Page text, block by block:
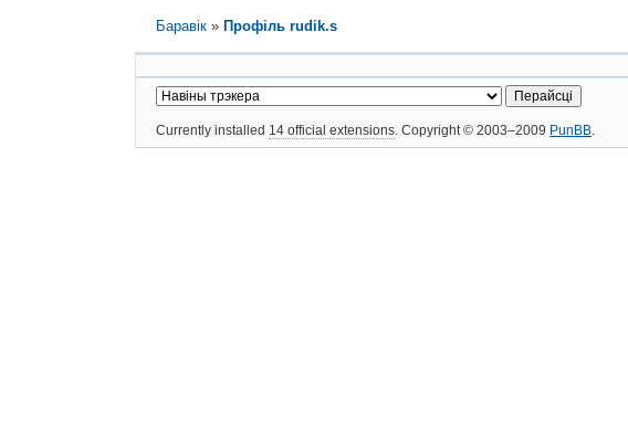
Баравік » Профіль rudik.s
Currently installed 14 official extensions. Copyright © 2003–2009 PunBB.